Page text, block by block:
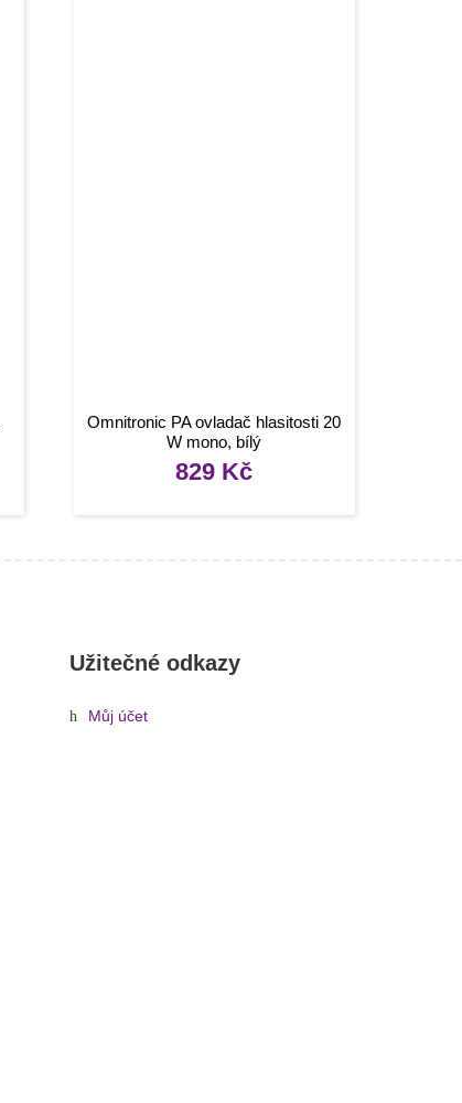
Omnitronic PA ovladač hlasitosti 20
W mono, bílý
829 Kč
Užitečné odkazy
Můj účet